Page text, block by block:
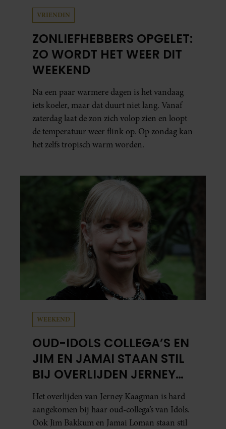
VRIENDIN
ZONLIEFHEBBERS OPGELET:
ZO WORDT HET WEER DIT
WEEKEND
Na een paar warmere dagen is het vandaag
iets koeler, maar dat duurt niet lang. Vanaf
zaterdag laat de zon zich volop zien en loopt
de temperatuur weer flink op. Op zondag kan
het zelfs tropisch warm worden.
WEEKEND
OUD-IDOLS COLLEGA’S EN
JIM EN JAMAI STAAN STIL
BIJ OVERLIJDEN JERNEY
KAAGMAN
Het overlijden van Jerney Kaagman is hard
aangekomen bij haar oud-collega’s van Idols.
Ook Jim Bakkum en Jamai Loman staan stil